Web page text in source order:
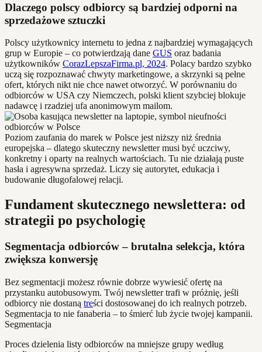
Dlaczego polscy odbiorcy są bardziej odporni na
sprzedażowe sztuczki
Polscy użytkownicy internetu to jedna z najbardziej wymagających
grup w Europie – co potwierdzają dane GUS oraz badania
użytkowników CorazLepszaFirma.pl, 2024. Polacy bardzo szybko
uczą się rozpoznawać chwyty marketingowe, a skrzynki są pełne
ofert, których nikt nie chce nawet otworzyć. W porównaniu do
odbiorców w USA czy Niemczech, polski klient szybciej blokuje
nadawcę i rzadziej ufa anonimowym mailom.
Poziom zaufania do marek w Polsce jest niższy niż średnia
europejska – dlatego skuteczny newsletter musi być uczciwy,
konkretny i oparty na realnych wartościach. Tu nie działają puste
hasła i agresywna sprzedaż. Liczy się autorytet, edukacja i
budowanie długofalowej relacji.
Fundament skutecznego newslettera: od
strategii po psychologię
Segmentacja odbiorców – brutalna selekcja, która
zwiększa konwersję
Bez segmentacji możesz równie dobrze wywiesić ofertę na
przystanku autobusowym. Twój newsletter trafi w próżnię, jeśli
odbiorcy nie dostaną treści dostosowanej do ich realnych potrzeb.
Segmentacja to nie fanaberia – to śmierć lub życie twojej kampanii.
Segmentacja
Proces dzielenia listy odbiorców na mniejsze grupy według